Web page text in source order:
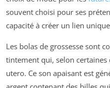
souvent choisi pour ses
capacité à créer un lien
Les bolas de grossesse sont
tintement qui, selon certaines
utero. Ce son apaisant est